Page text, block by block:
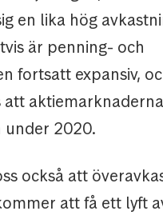
en lika hög
är penning- och
fortsatt expansiv,
att
under 2020.
också att
att få ett lyft